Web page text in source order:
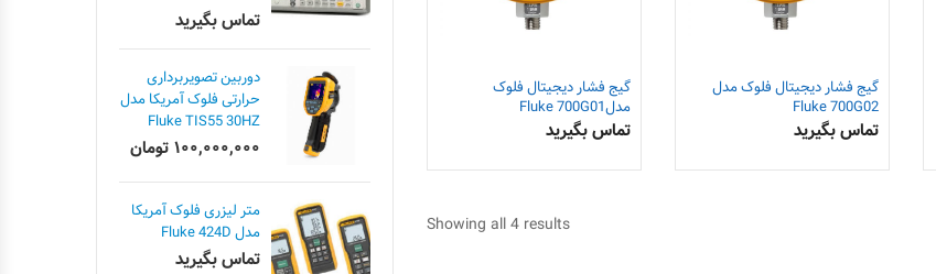
گیج فشار دیجیتال فلوک مدل
Fluke 700G02
تماس بگیرید
گیج فشار دیجیتال فلوک
مدلFluke 700G01
تماس بگیرید
Showing all 4 results
تماس بگیرید
دوربین تصویربرداری
حرارتی فلوک آمریکا مدل
Fluke TIS55 30HZ
۱۰۰,۰۰۰,۰۰۰ تومان
متر لیزری فلوک آمریکا
مدل Fluke 424D
تماس بگیرید